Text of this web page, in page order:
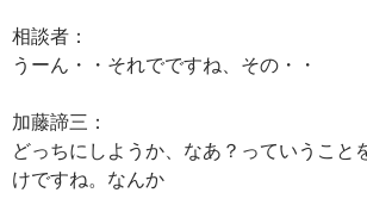
相談者：
うーん・・それでですね、その・・
加藤諦三：
どっちにしようか、なあ？っていうこと
けですね。なんか